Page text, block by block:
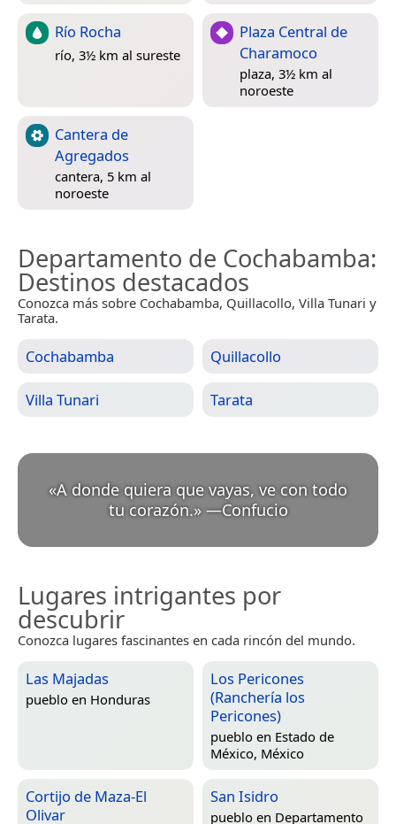
Río Rocha
río, 3½ km al sureste
Plaza Central de
Charamoco
plaza, 3½ km al
noroeste
Cantera de
Agregados
cantera, 5 km al
noroeste
Departamento de Cochabamba:
Destinos destacados
Conozca más sobre Cochabamba, Quillacollo, Villa Tunari y
Tarata.
Cochabamba Quillacollo
Villa Tunari Tarata
«A donde quiera que vayas, ve con todo
tu corazón.» —Confucio
Lugares intrigantes por
descubrir
Conozca lugares fascinantes en cada rincón del mundo.
Las Majadas
pueblo en Honduras
Los Pericones
(Ranchería los
Pericones)
pueblo en Estado de
México, México
Cortijo de Maza-El
Olivar
San Isidro
pueblo en Departamento